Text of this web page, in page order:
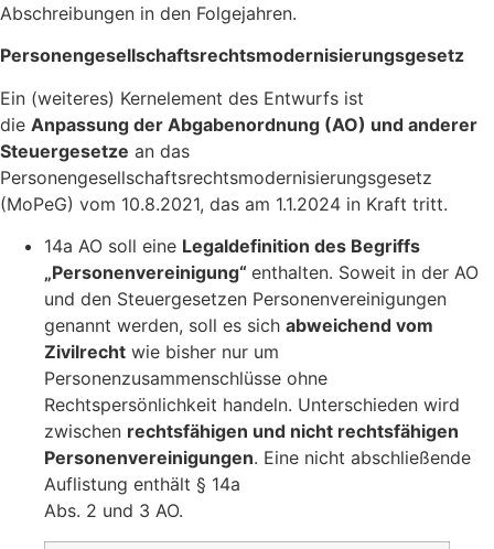
Abschreibungen in den Folgejahren.
Personengesellschaftsrechtsmodernisierungsgesetz
Ein (weiteres) Kernelement des Entwurfs ist
die Anpassung der Abgabenordnung (AO) und anderer
Steuergesetze an das
Personengesellschaftsrechtsmodernisierungsgesetz
(MoPeG) vom 10.8.2021, das am 1.1.2024 in Kraft tritt.
14a AO soll eine Legaldefinition des Begriffs
„Personenvereinigung“ enthalten. Soweit in der AO
und den Steuergesetzen Personenvereinigungen
genannt werden, soll es sich abweichend vom
Zivilrecht wie bisher nur um
Personenzusammenschlüsse ohne
Rechtspersönlichkeit handeln. Unterschieden wird
zwischen rechtsfähigen und nicht rechtsfähigen
Personenvereinigungen. Eine nicht abschließende
Auflistung enthält § 14a
Abs. 2 und 3 AO.